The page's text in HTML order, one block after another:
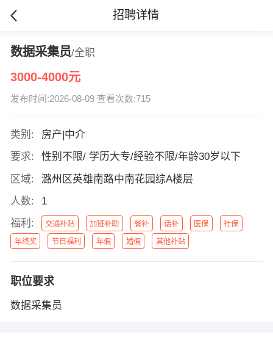
招聘详情
数据采集员/全职
3000-4000元
发布时间:2026-08-09 查看次数:715
类别:
房产|中介
要求:
性别不限/ 学历大专/经验不限/年龄30岁以下
区域:
潞州区英雄南路中南花园综A楼层
人数:
1
福利:
交通补贴 加班补助 餐补 话补 医保 社保
年终奖 节日福利 年假 婚假 其他补贴
职位要求
数据采集员